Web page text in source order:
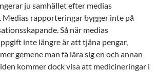
ju samhället efter medias
Medias rapporteringar bygger inte på
Så när medias
inte längre är att tjäna pengar,
gemene man få lära sig en och annan
kommer dock visa att medicineringar i